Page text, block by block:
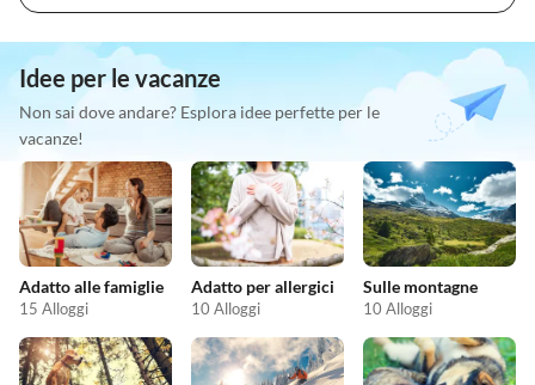
Idee per le vacanze
Non sai dove andare? Esplora idee perfette per le
vacanze!
Adatto alle famiglie
15 Alloggi
Adatto per allergici
10 Alloggi
Sulle montagne
10 Alloggi